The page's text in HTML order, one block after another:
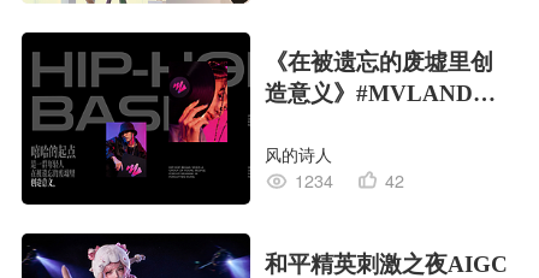
《在被遗忘的废墟里创
造意义》#MVLAND嘻
风的诗人
1234
42
和平精英刺激之夜AIGC